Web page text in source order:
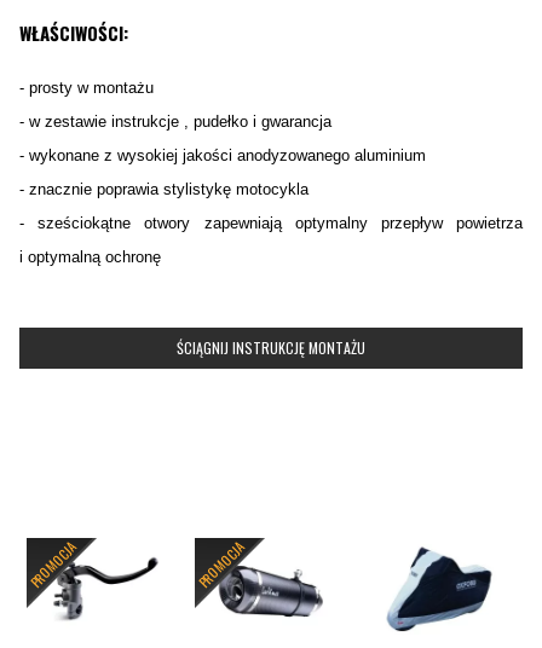
WŁAŚCIWOŚCI:
- prosty w montażu
- w zestawie instrukcje , pudełko i gwarancja
- wykonane z wysokiej jakości anodyzowanego aluminium
- znacznie poprawia stylistykę motocykla
- sześciokątne otwory zapewniają optymalny przepływ powietrza
i optymalną ochronę
ŚCIĄGNIJ INSTRUKCJĘ MONTAŻU
PROMOCJA PROMOCJA